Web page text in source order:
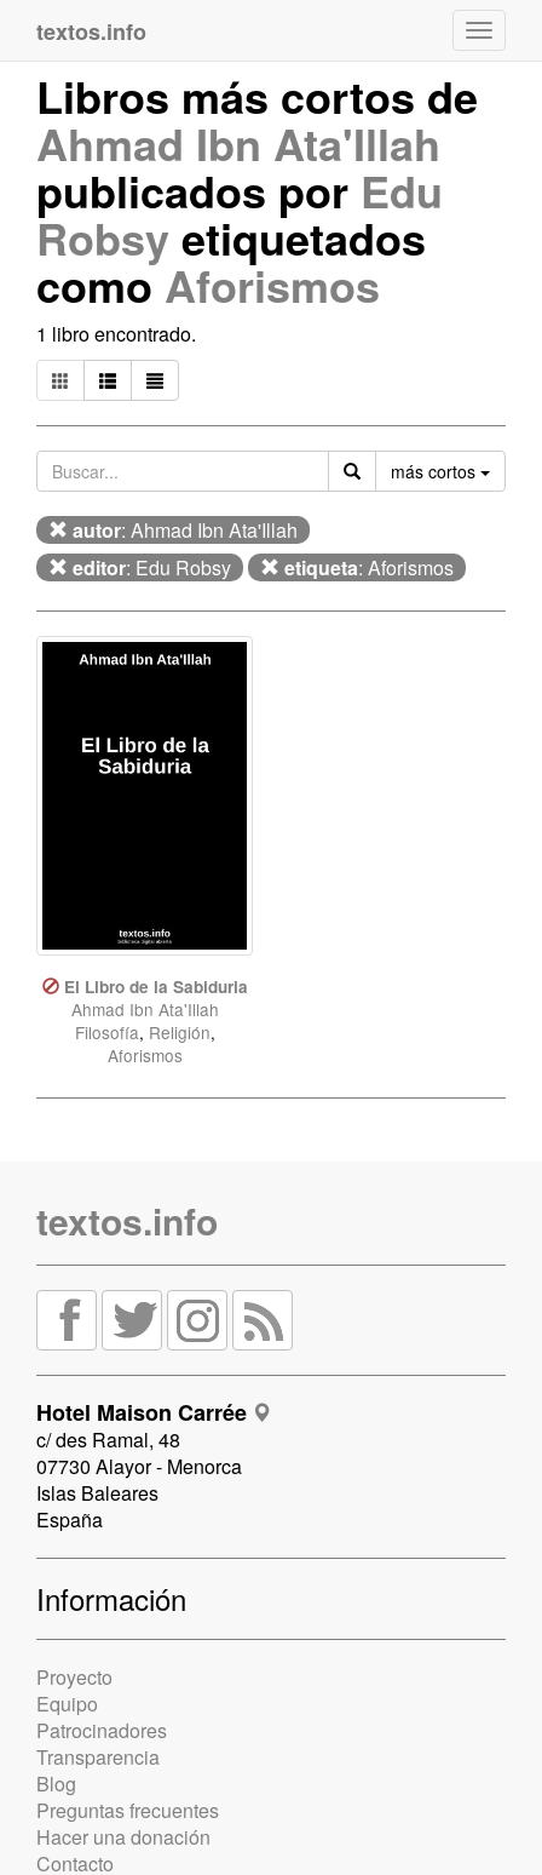
textos.info
Libros más cortos de
Ahmad Ibn Ata'Illah
publicados por Edu
Robsy etiquetados
comoAforismos
1 libro encontrado.
más cortos
autor: Ahmad Ibn Ata'Illah
editor: Edu Robsy etiqueta: Aforismos
El Libro de la Sabiduria
Ahmad Ibn Ata'Illah
Filosofía, Religión,
Aforismos
textos.info
Hotel Maison Carrée
c/ des Ramal, 48
07730 Alayor - Menorca
Islas Baleares
España
Información
Proyecto
Equipo
Patrocinadores
Transparencia
Blog
Preguntas frecuentes
Hacer una donación
Contacto